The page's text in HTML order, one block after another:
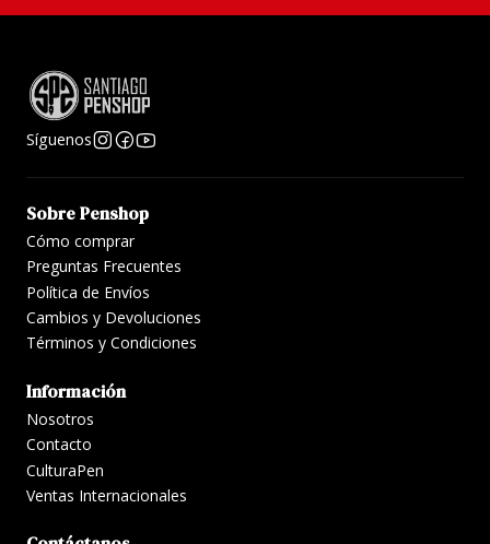
Síguenos
Sobre Penshop
Cómo comprar
Preguntas Frecuentes
Política de Envíos
Cambios y Devoluciones
Términos y Condiciones
Información
Nosotros
Contacto
CulturaPen
Ventas Internacionales